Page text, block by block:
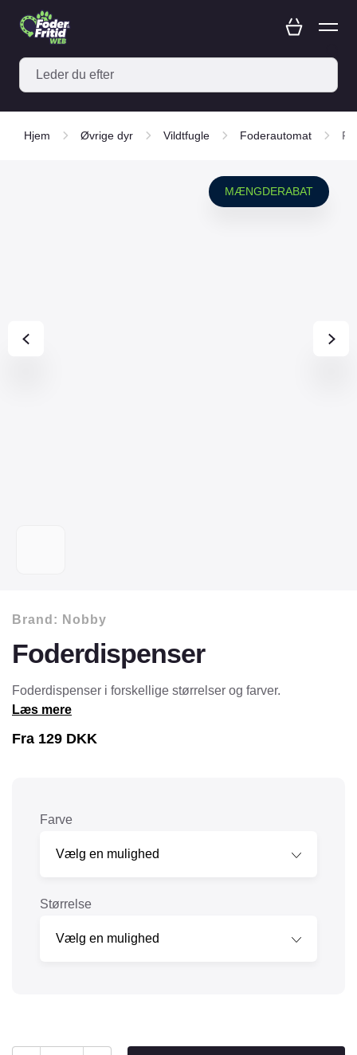
Hjem Øvrige dyr Vildtfugle Foderautomat
MÆNGDERABAT
Brand: Nobby
Foderdispenser
Foderdispenser i forskellige størrelser og farver.
Læs mere
Fra 129 DKK
Farve
Størrelse